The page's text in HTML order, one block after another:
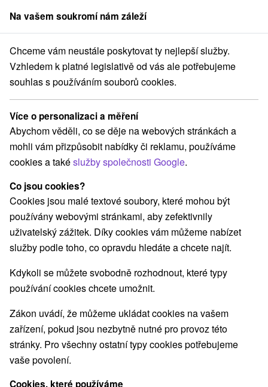
člen skupinySorger
na Slovensku Stredné Slovensko Žilinský kraj Horná Lehota
Ubytování Horná Lehota
Kategorie
Všechny kategorie
Chaty na prenájom(1)
Ubytovne (1)
Vyberte lokalitu nebo termín
VŠECHNY NEJLEVNĚJŠÍ NEJDRAŽŠÍ PODLE
Na vašem soukromí nám záleží
Chceme vám neustále poskytovat ty nejlepší služby.
Vzhledem k platné legislativě od vás ale potřebujeme
souhlas s používáním souborů cookies.
Více o personalizaci a měření
Abychom věděli, co se děje na webových stránkách a
mohli vám přizpůsobit nabídky či reklamu, používáme
cookies a takéslužby společnosti Google.
Co jsou cookies?
Cookies jsou malé textové soubory, které mohou být
používány webovými stránkami, aby zefektivnily
uživatelský zážitek. Díky cookies vám můžeme nabízet
služby podle toho, co opravdu hledáte a chcete najít.
Kdykoli se můžete svobodně rozhodnout, které typy
používání cookies chcete umožnit.
Zákon uvádí, že můžeme ukládat cookies na vašem
zařízení, pokud jsou nezbytně nutné pro provoz této
stránky. Pro všechny ostatní typy cookies potřebujeme
vaše povolení.
Cookies, které používáme